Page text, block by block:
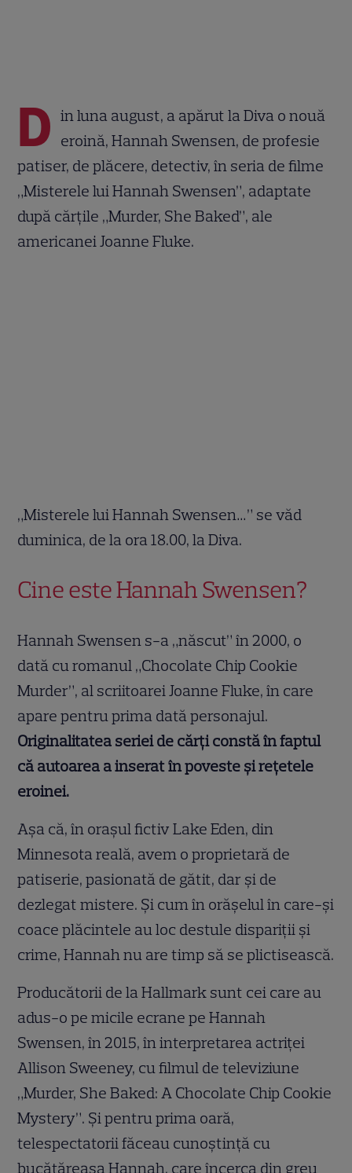
D in luna august, a apărut la Diva o nouă
eroină, Hannah Swensen, de profesie
patiser, de plăcere, detectiv, în seria de filme
„Misterele lui Hannah Swensen”, adaptate
după cărțile „Murder, She Baked”, ale
americanei Joanne Fluke.
„Misterele lui Hannah Swensen…” se văd
duminica, de la ora 18.00, la Diva.
Cine este Hannah Swensen?
Hannah Swensen s-a „născut” în 2000, o
dată cu romanul „Chocolate Chip Cookie
Murder”, al scriitoarei Joanne Fluke, în care
apare pentru prima dată personajul.
Originalitatea seriei de cărți constă în faptul
că autoarea a inserat în poveste și rețetele
eroinei.
Așa că, în orașul fictiv Lake Eden, din
Minnesota reală, avem o proprietară de
patiserie, pasionată de gătit, dar și de
dezlegat mistere. Și cum în orășelul în care-și
coace plăcintele au loc destule dispariții și
crime, Hannah nu are timp să se plictisească.
Producătorii de la Hallmark sunt cei care au
adus-o pe micile ecrane pe Hannah
Swensen, în 2015, în interpretarea actriței
Allison Sweeney, cu filmul de televiziune
„Murder, She Baked: A Chocolate Chip Cookie
Mystery”. Și pentru prima oară,
telespectatorii făceau cunoștință cu
bucătăreasa Hannah, care încerca din greu